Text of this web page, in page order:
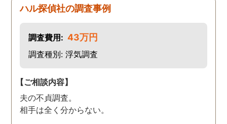
ハル探偵社の調査事例
調査費用: 43万円
調査種別: 浮気調査
【ご相談内容】
夫の不貞調査。
相手は全く分からない。